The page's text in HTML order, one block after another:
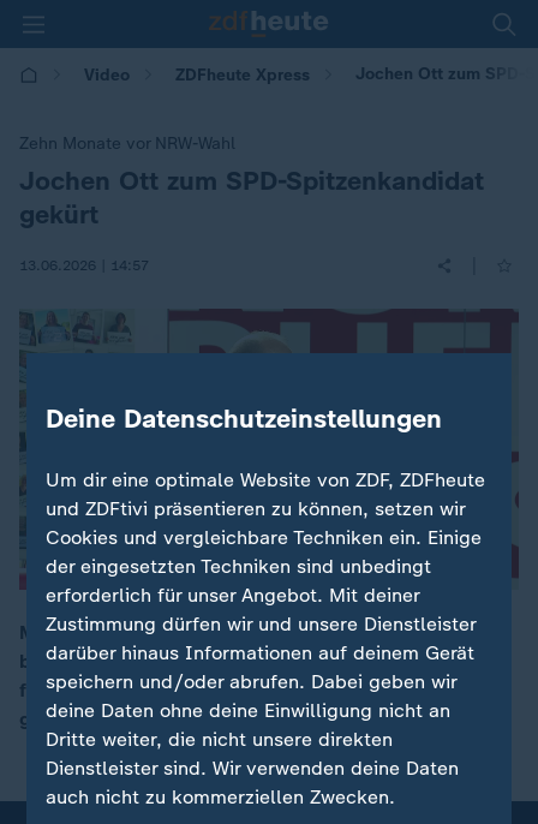
Video ZDFheute Xpress Jochen Ott zum SPD-
Zehn Monate vor NRW-Wahl
:
Jochen Ott zum SPD-Spitzenkandidat
gekürt
13.06.2026 | 14:57
00:10
Mit 96,2 Prozent wurde SPD-Landesfraktionschef Ott
bei der Delegiertenkonferenz zum Spitzenkandidaten
für die NRW-Wahl gewählt. Er wird im April 2027
gegen Ministerpräsident Wüst (CDU) antreten.
Deine Datenschutzeinstellungen
Um dir eine optimale Website von ZDF, ZDFheute
und ZDFtivi präsentieren zu können, setzen wir
Cookies und vergleichbare Techniken ein. Einige
der eingesetzten Techniken sind unbedingt
erforderlich für unser Angebot. Mit deiner
Zustimmung dürfen wir und unsere Dienstleister
darüber hinaus Informationen auf deinem Gerät
speichern und/oder abrufen. Dabei geben wir
deine Daten ohne deine Einwilligung nicht an
Dritte weiter, die nicht unsere direkten
Dienstleister sind. Wir verwenden deine Daten
auch nicht zu kommerziellen Zwecken.